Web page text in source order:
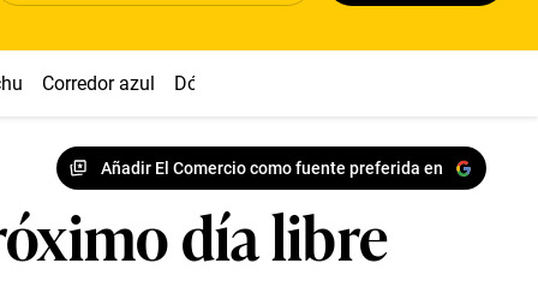
Corredor azul Dólar
Añadir El Comercio como fuente preferida en
día libre